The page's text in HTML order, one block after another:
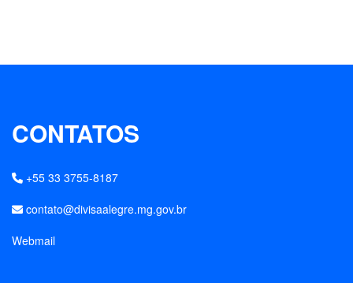
CONTATOS
+55 33 3755-8187
contato@divisaalegre.mg.gov.br
Webmail